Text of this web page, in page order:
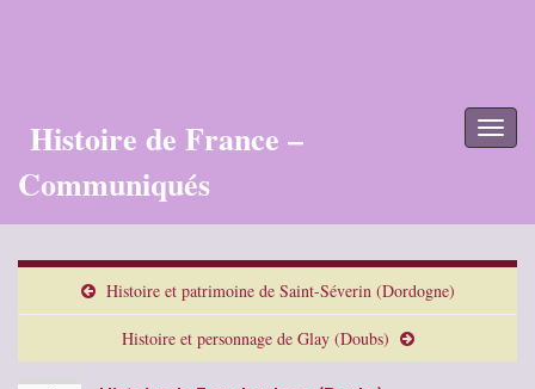
Histoire de France –
Communiqués
Histoire et patrimoine de Saint-Séverin (Dordogne)
Histoire et personnage de Glay (Doubs)